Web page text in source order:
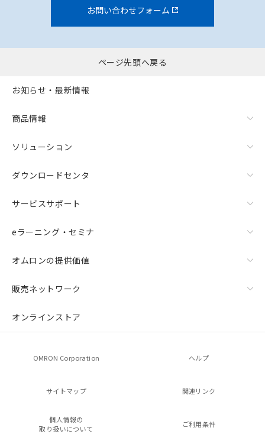
お問い合わせフォーム
ページ先頭へ戻る
お知らせ・最新情報
商品情報
ソリューション
ダウンロードセンタ
サービスサポート
eラーニング・セミナ
オムロンの提供価値
販売ネットワーク
オンラインストア
OMRON Corporation ヘルプ
サイトマップ 関連リンク
個人情報の
取り扱いについて
ご利用条件